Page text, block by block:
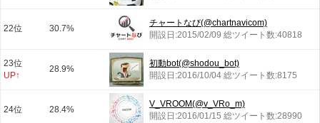
22位 30.7%
チャートなび(@chartnavicom)
開設日:2015/02/09 総ツイート数:40818
23位
UP↑
28.9%
初動bot(@shodou_bot)
開設日:2016/10/04 総ツイート数:8175
24位 28.4%
V_VROOM(@v_VRo_m)
開設日:2016/01/15 総ツイート数:28990